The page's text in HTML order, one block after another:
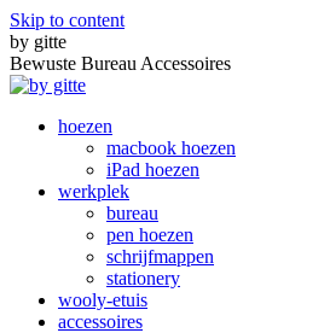
Skip to content
by gitte
Bewuste Bureau Accessoires
hoezen
macbook hoezen
iPad hoezen
werkplek
bureau
pen hoezen
schrijfmappen
stationery
wooly-etuis
accessoires